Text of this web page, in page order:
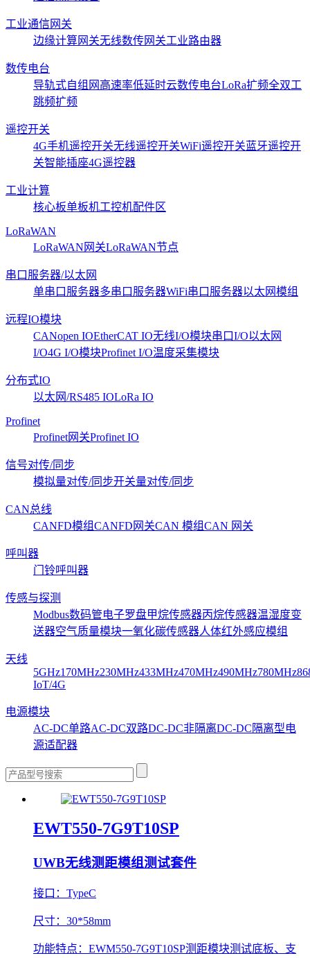
工业通信网关
边缘计算网关无线数传网关工业路由器
数传电台
导轨式自组网 高速率低延时云数传电台LoRa扩频全双工
跳频扩频
遥控开关
4G手机遥控开关无线遥控开关WiFi遥控开关蓝牙遥控开
关智能插座4G遥控器
工业计算
核心板单板机工控机配件区
LoRaWAN
LoRaWAN网关LoRaWAN节点
串口服务器/以太网
单串口服务器多串口服务器WiFi串口服务器以太网模组
远程IO模块
CANopen IOEtherCAT IO无线I/O模块串口I/O以太网
I/O4G I/O模块Profinet I/O温度采集模块
分布式IO
以太网/RS485 IOLoRa IO
Profinet
Profinet网关Profinet IO
信号对传/同步
模拟量对传/同步开关量对传/同步
CAN总线
CANFD模组CANFD网关CAN 模组CAN 网关
呼叫器
门铃呼叫器
传感与探测
Modbus数码管电子罗盘甲烷传感器丙烷传感器温湿度变
送器空气质量模块一氧化碳传感器人体红外感应模组
天线
5GHz170MHz230MHz433MHz470MHz490MHz780MHz
IoT/4G
电源模块
AC-DC单路AC-DC双路DC-DC非隔离DC-DC隔离型电
源适配器
EWT550-7G9T10SP
UWB无线测距模组测试套件
接口： TypeC
尺寸： 30*58mm
功能特点： EWM550-7G9T10SP测距模块测试底板、支